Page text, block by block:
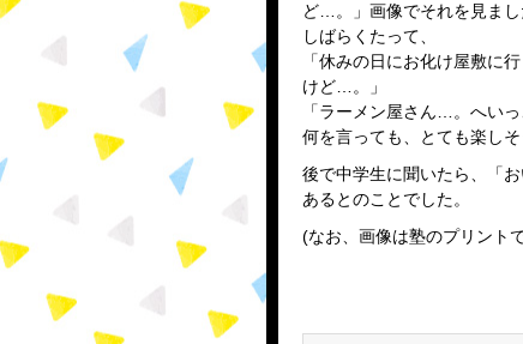
ど…。」画像でそれを見まし
しばらくたって、
「休みの日にお化け屋敷に
けど…。」
「ラーメン屋さん…。へい
何を言っても、とても楽しそ
後で中学生に聞いたら、「
あるとのことでした。
(なお、画像は塾のプリント